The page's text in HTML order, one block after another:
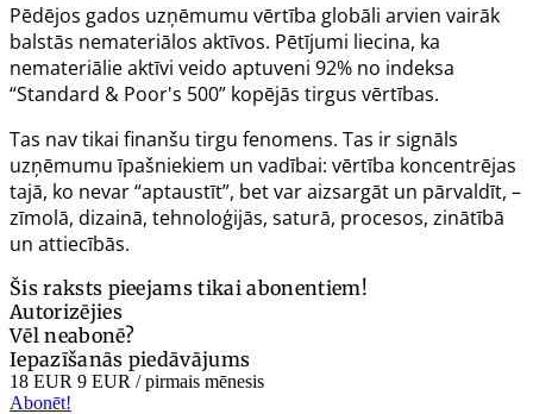
Pēdējos gados uzņēmumu vērtība globāli arvien vairāk
balstās nemateriālos aktīvos. Pētījumi liecina, ka
nemateriālie aktīvi veido aptuveni 92% no indeksa
“Standard & Poor's 500” kopējās tirgus vērtības.
Tas nav tikai finanšu tirgu fenomens. Tas ir signāls
uzņēmumu īpašniekiem un vadībai: vērtība koncentrējas
tajā, ko nevar “aptaustīt”, bet var aizsargāt un pārvaldīt, –
zīmolā, dizainā, tehnoloģijās, saturā, procesos, zinātībā
un attiecībās.
Šis raksts pieejams tikai abonentiem!
Autorizējies
Vēl neabonē?
Iepazīšanās piedāvājums
18 EUR 9 EUR / pirmais mēnesis
Abonēt!